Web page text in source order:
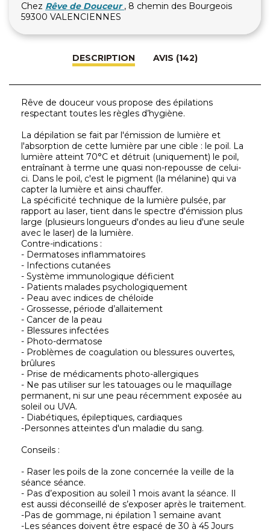
Chez Rêve de Douceur , 8 chemin des Bourgeois
59300 VALENCIENNES
DESCRIPTION AVIS (142)
Rêve de douceur vous propose des épilations
respectant toutes les règles d’hygiène.
La dépilation se fait par l'émission de lumière et
l'absorption de cette lumière par une cible : le poil. La
lumière atteint 70°C et détruit (uniquement) le poil,
entraînant à terme une quasi non-repousse de celui-
ci. Dans le poil, c'est le pigment (la mélanine) qui va
capter la lumière et ainsi chauffer.
La spécificité technique de la lumière pulsée, par
rapport au laser, tient dans le spectre d'émission plus
large (plusieurs longueurs d'ondes au lieu d'une seule
avec le laser) de la lumière.
Contre-indications :
- Dermatoses inflammatoires
- Infections cutanées
- Système immunologique déficient
- Patients malades psychologiquement
- Peau avec indices de chéloïde
- Grossesse, période d’allaitement
- Cancer de la peau
- Blessures infectées
- Photo-dermatose
- Problèmes de coagulation ou blessures ouvertes,
brûlures
- Prise de médicaments photo-allergiques
- Ne pas utiliser sur les tatouages ou le maquillage
permanent, ni sur une peau récemment exposée au
soleil ou UVA.
- Diabétiques, épileptiques, cardiaques
-Personnes atteintes d'un maladie du sang.
Conseils :
- Raser les poils de la zone concernée la veille de la
séance séance.
- Pas d’exposition au soleil 1 mois avant la séance. Il
est aussi déconseillé de s’exposer après le traitement.
-Pas de gommage, ni épilation 1 semaine avant
-Les séances doivent être espacé de 30 à 45 Jours